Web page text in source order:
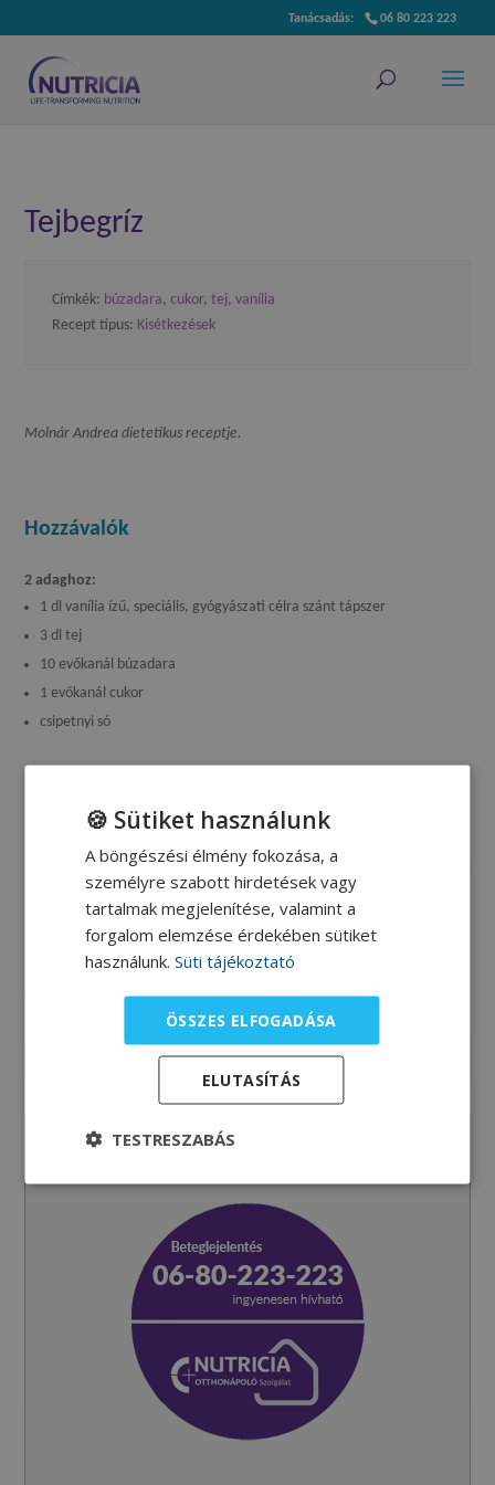
06 80 223 223
Tejbegríz
Címkék: búzadara,cukor,tej,vanília
Recept típus: Kisétkezések
Molnár Andrea dietetikus receptje.
Hozzávalók
2 adaghoz:
1 dl vanília ízű, speciális, gyógyászati célra szánt tápszer
3 dl tej
10 evőkanál búzadara
1 evőkanál cukor
csipetnyi só
Elkészítés
A tejet feltesszük főni, belekeverjük a búzadarát és csipetnyi sóval
ízesítjük. Folyamatosan kevergetés mellett felforraljuk, majd levesszük a
tűzről és hozzákeverjük a tápszert. Cukorral édesítjük.
Tipp: Különböző gyümölcsös ízű tápszerrel is elkészíthető.
Gyümölcsdarabokkal, kakaóporral, fahéjjal tovább ízesíthető,
Tapasztalt dietetikus, táplálási tanácsadó várja hívását
🍪 Sütiket használunk
A böngészési élmény fokozása, a
személyre szabott hirdetések vagy
tartalmak megjelenítése, valamint a
forgalom elemzése érdekében sütiket
használunk. Süti tájékoztató
ÖSSZES ELFOGADÁSA
ELUTASÍTÁS
TESTRESZABÁS